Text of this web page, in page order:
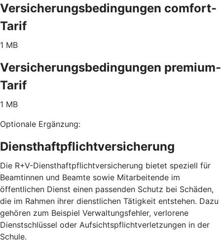
Versicherungsbedingungen comfort-
Tarif
1 MB
Versicherungsbedingungen premium-
Tarif
1 MB
Optionale Ergänzung:
Diensthaftpflichtversicherung
Die R+V-Diensthaftpflichtversicherung bietet speziell für
Beamtinnen und Beamte sowie Mitarbeitende im
öffentlichen Dienst einen passenden Schutz bei Schäden,
die im Rahmen ihrer dienstlichen Tätigkeit entstehen. Dazu
gehören zum Beispiel Verwaltungsfehler, verlorene
Dienstschlüssel oder Aufsichtspflichtverletzungen in der
Schule.